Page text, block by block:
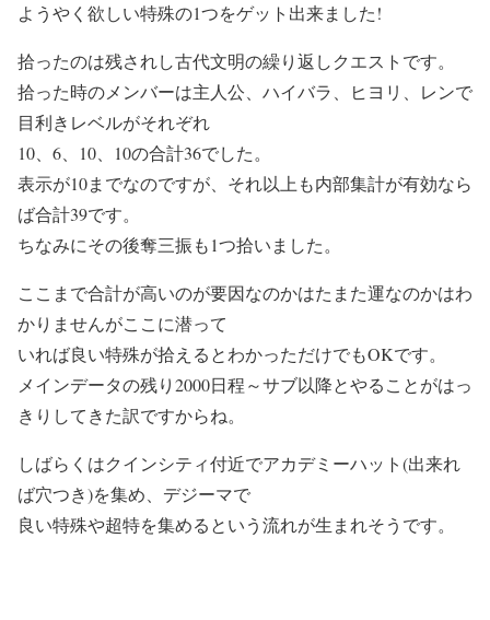
ようやく欲しい特殊の1つをゲット出来ました!
拾ったのは残されし古代文明の繰り返しクエストです。
拾った時のメンバーは主人公、ハイバラ、ヒヨリ、レンで
目利きレベルがそれぞれ
10、6、10、10の合計36でした。
表示が10までなのですが、それ以上も内部集計が有効なら
ば合計39です。
ちなみにその後奪三振も1つ拾いました。
ここまで合計が高いのが要因なのかはたまた運なのかはわ
かりませんがここに潜って
いれば良い特殊が拾えるとわかっただけでもOKです。
メインデータの残り2000日程～サブ以降とやることがはっ
きりしてきた訳ですからね。
しばらくはクインシティ付近でアカデミーハット(出来れ
ば穴つき)を集め、デジーマで
良い特殊や超特を集めるという流れが生まれそうです。